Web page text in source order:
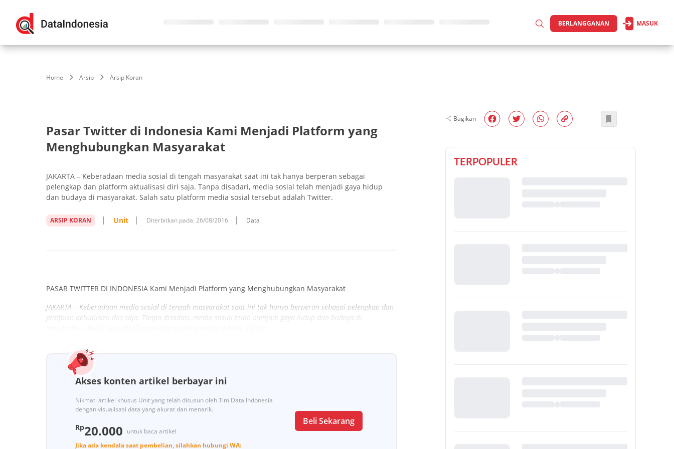
BERLANGGANAN MASUK
Home Arsip Arsip Koran
Pasar Twitter di Indonesia Kami Menjadi Platform yang
Menghubungkan Masyarakat
JAKARTA – Keberadaan media sosial di tengah masyarakat saat ini tak hanya berperan sebagai
pelengkap dan platform aktualisasi diri saja. Tanpa disadari, media sosial telah menjadi gaya hidup
dan budaya di masyarakat. Salah satu platform media sosial tersebut adalah Twitter.
ARSIP KORAN Unit Diterbitkan pada: 26/08/2016 Data
PASAR TWITTER DI INDONESIA Kami Menjadi Platform yang Menghubungkan Masyarakat
JAKARTA – Keberadaan media sosial di tengah masyarakat saat ini tak hanya berperan sebagai pelengkap dan
platform aktualisasi diri saja. Tanpa disadari, media sosial telah menjadi gaya hidup dan budaya di
Akses konten artikel berbayar ini
Nikmati artikel khusus Unit yang telah disusun oleh Tim Data Indonesia
dengan visualisasi data yang akurat dan menarik.
Rp20.000 untuk baca artikel
Jika ada kendala saat pembelian, silahkan hubungi WA:
Beli Sekarang
Bagikan
TERPOPULER